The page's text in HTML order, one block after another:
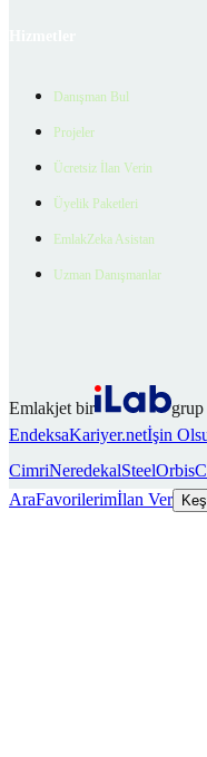
Danışman Bul
Projeler
Ücretsiz İlan Verin
Üyelik Paketleri
EmlakZeka Asistan
Uzman Danışmanlar
Emlakjet bir
EndeksaKariyer.netİşin
CimriNeredekalSteelOrbis
AraFavorilerimİlan Ver